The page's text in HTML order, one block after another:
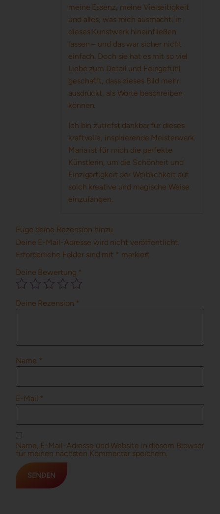
meine Essenz, meine Vielseitigkeit
und alles, was mich ausmacht, in
dieses Kunstwerk hineinfließen
lassen – und das war sicher nicht
einfach. Doch sie hat es mit so viel
Liebe zum Detail und Feingefühl
geschafft, dass dieses Bild mehr
ausdrückt, als Worte beschreiben
können.
Ich bin zutiefst dankbar für dieses
kraftvolle, inspirierende Meisterwerk.
Maria ist für mich die perfekte
Künstlerin, um die Schönheit und
Einzigartigkeit der Weiblichkeit auf
solch kreative und magische Weise
einzufangen.
Füge deine Rezension hinzu
Deine E-Mail-Adresse wird nicht veröffentlicht.
Erforderliche Felder sind mit * markiert
Deine Bewertung *
Deine Rezension *
Name *
E-Mail *
Name, E-Mail-Adresse und Website in diesem Browser
für meinen nächsten Kommentar speichern.